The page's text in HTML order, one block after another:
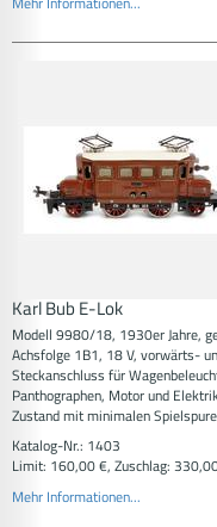
Karl Bub E-Lok
Modell 9980/18, 1930er Jahre,
Achsfolge 1B1, 18 V, vorwärts-
Steckanschluss für
Panthographen, Motor und
Zustand mit minimalen
Katalog-Nr.: 1403
Limit: 160,00 €, Zuschlag:
Mehr Informationen...